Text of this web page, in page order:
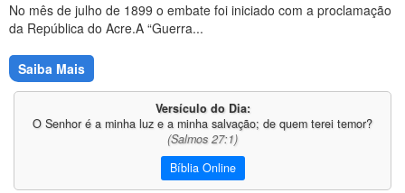
No mês de julho de 1899 o embate foi iniciado com a proclamação
da República do Acre.A “Guerra...
Saiba Mais
Versículo do Dia:
O Senhor é a minha luz e a minha salvação; de quem terei temor?
(Salmos 27:1)
Bíblia Online